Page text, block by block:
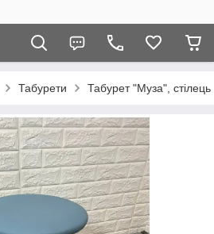
Табурети Табурет "Муза",